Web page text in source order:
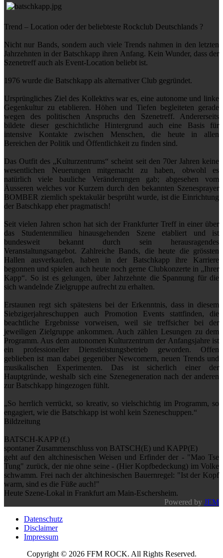
Trend – Location oder der beliebteste Rockclub Deutschlands ?
Nicht nur Bands, sondern auch viele Trends nahmen in den letzten
Jahrzehnten in der Batschkapp ihren Anfang. Kein Wunder, dass der
Szenetreff auch als Event-Location beliebt ist.
1976 wurde die Batschkapp als alternativer Club gegründet.
Ursprüngliches Ziel des Kollektivs war es, eine autonome und linke
Gegenkultur zu etablieren. Höhen und Tiefen begleiteten gerade
wegen des politischen Anspruchs den Szenetreff. Andererseits
bildete dieser geschichtliche Hintergrund auch eine Basis für
intensive Kontakte zwischen Menschen, die heute in allen
Bereichen der Politik und Öffentlichkeit zu finden sind.
Das Outfit des „Kulturzentrums“ scheint seit den 70er Jahren keine
wesentlichen Neuerungen mitgemacht zu haben, obwohl es
natürlich viele bauliche Veränderungen gab; abgesehen vom
Äusseren welches vor Kurzem durch den bekannten Szenesprayer
BOMBER ziemlich spektakulär besprüht wurde, ist die Einrichtung
der Batschkapp eher pragmatisch!
Seit vielen Jahren schon hat sich der Frankfurter Treff in einer über
das Studentenmilieu hinausgehenden Szene etabliert und ist
bundesweit bekannt durch sein herausragendes
Veranstaltungsangebot. Zahlreiche Bands, die heute die grössten
Hallen ausverkaufen, haben in der Batschkapp ihre Karriere
begonnen und spielen auch heute noch gerne Clubkonzerte in „Ihrer
Kapp“. So ist es gelungen, über Jahrzehnte die Spannung für die
sich wandelnde Zielgruppe aufrecht zu erhalten.
Erstaunen regt sich spätestens bei der Erkenntnis, dass in diesem
Siebzigerjahreschuppen auch Promotion Events stattfinden, die
beachtliche Ergebnisse vorweisen, weil sie treffsicher bei der
jeweiligen Zielgruppe ankommen. Auch zählen Lesungen zu dem
Programm. Aus dem autonomen Kulturzentrum der Anfangsjahre ist
ein professioneller Dienstleistungsbetrieb geworden. Offen
geblieben ist man dabei gegenüber Newcomern, neuen Trends und
musikalischen Experimenten. Das ist sicherlich einer der
Hauptgründe, weshalb sich eine Szenegeneration nach der anderen
zur Batschkapp hingezogen fühlt.
„So herrlich verrückt, so kreativ, so vielschichtig im Programm, so
engagiert, wie die Batschkapp ist wohl kein Szeneschuppen.“
Bildzeitung
BATSCH-KAPP (f.)
spontaner Zusammenschluss von BATSCH(E) und KAPP(E)
geht auf den altchinesischen Weisen und Erfinder der - "Mao Tse
Tung" zurück, der nie ohne seine - (Hier Kopfbedeckung) im Volke
schwamm. Frei nach der altchinesischen Bauernregel: "Ist der Kopf
warm, sind es die Füße auch!"
Heute Szene-Lokal in Frankfurt am Main-Eschersheim.
Powered by JEM
Datenschutz
Disclaimer
Impressum
Copyright © 2026 FFM ROCK. All Rights Reserved.